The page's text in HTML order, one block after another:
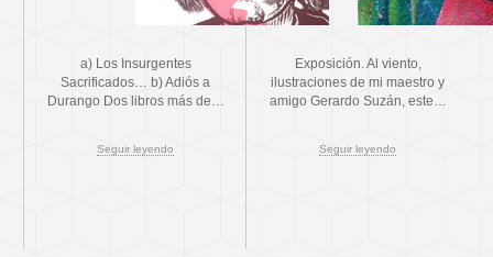
a) Los Insurgentes
Sacrificados… b) Adiós a
Durango Dos libros más de…
Seguir leyendo
Exposición. Al viento,
ilustraciones de mi maestro y
amigo Gerardo Suzán, este…
Seguir leyendo